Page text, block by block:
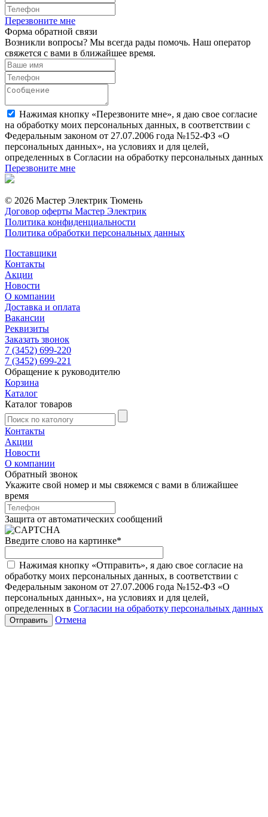
Перезвоните мне
Форма обратной связи
Возникли вопросы? Мы всегда рады помочь. Наш оператор
свяжется с вами в ближайшее время.
Нажимая кнопку «Перезвоните мне», я даю свое согласие
на обработку моих персональных данных, в соответствии с
Федеральным законом от 27.07.2006 года №152-ФЗ «О
персональных данных», на условиях и для целей,
определенных в Согласии на обработку персональных данных
Перезвоните мне
© 2026 Мастер Электрик Тюмень
Договор оферты Мастер Электрик
Политика конфиденциальности
Политика обработки персональных данных
Поставщики
Контакты
Акции
Новости
О компании
Доставка и оплата
Вакансии
Реквизиты
Заказать звонок
7 (3452) 699-220
7 (3452) 699-221
Обращение к руководителю
Корзина
Каталог
Каталог товаров
Контакты
Акции
Новости
О компании
Обратный звонок
Укажите свой номер и мы свяжемся с вами в ближайшее
время
Защита от автоматических сообщений
Введите слово на картинке*
Нажимая кнопку «Отправить», я даю свое согласие на
обработку моих персональных данных, в соответствии с
Федеральным законом от 27.07.2006 года №152-ФЗ «О
персональных данных», на условиях и для целей,
определенных в Согласии на обработку персональных данных
Отмена